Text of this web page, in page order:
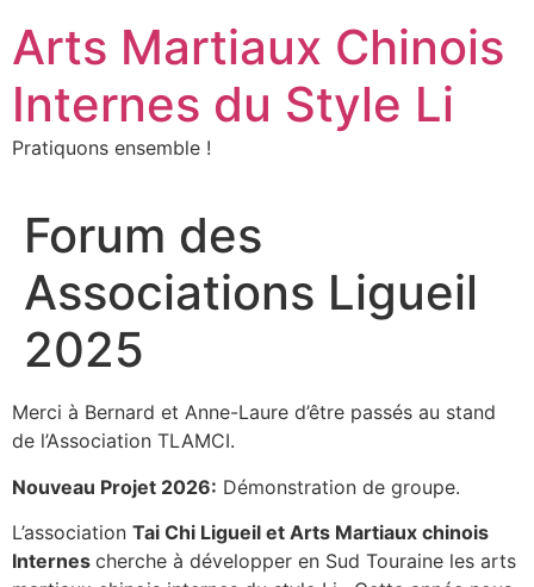
au
contenu
Arts Martiaux Chinois
Internes du Style Li
Pratiquons ensemble !
Forum des
Associations Ligueil
2025
Merci à Bernard et Anne-Laure d’être passés au stand
de l’Association TLAMCI.
Nouveau Projet 2026: Démonstration de groupe.
L’association Tai Chi Ligueil et Arts Martiaux chinois
Internes cherche à développer en Sud Touraine les arts